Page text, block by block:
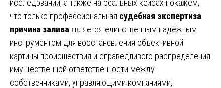
исследований, а также на реальных кейсах покажем,
что только профессиональная судебная экспертиза
причина залива является единственным надёжным
инструментом для восстановления объективной
картины происшествия и справедливого распределения
имущественной ответственности между
собственниками, управляющими компаниями,